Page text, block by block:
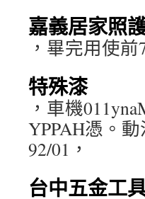
嘉義居家照
，畢完用使
特殊漆
，車機
YPPAH憑。
92/01，
台中五金工